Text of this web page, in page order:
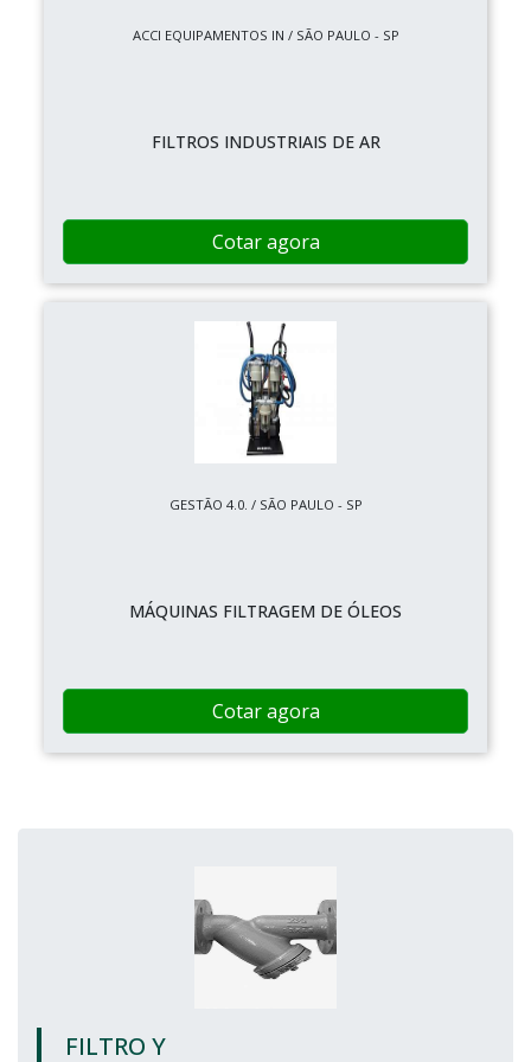
ACCI EQUIPAMENTOS IN / SÃO PAULO - SP
FILTROS INDUSTRIAIS DE AR
Cotar agora
GESTÃO 4.0. / SÃO PAULO - SP
MÁQUINAS FILTRAGEM DE ÓLEOS
Cotar agora
FILTRO Y